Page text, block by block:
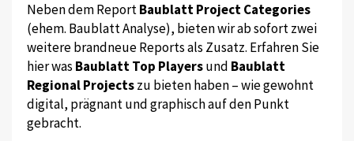
Neben dem ReportBaublatt Project Categories
(ehem. Baublatt Analyse), bieten wir ab sofort zwei
weitere brandneue Reports als Zusatz. Erfahren Sie
hier was Baublatt Top Playersund Baublatt
Regional Projectszu bieten haben – wie gewohnt
digital, prägnant und graphisch auf den Punkt
gebracht.